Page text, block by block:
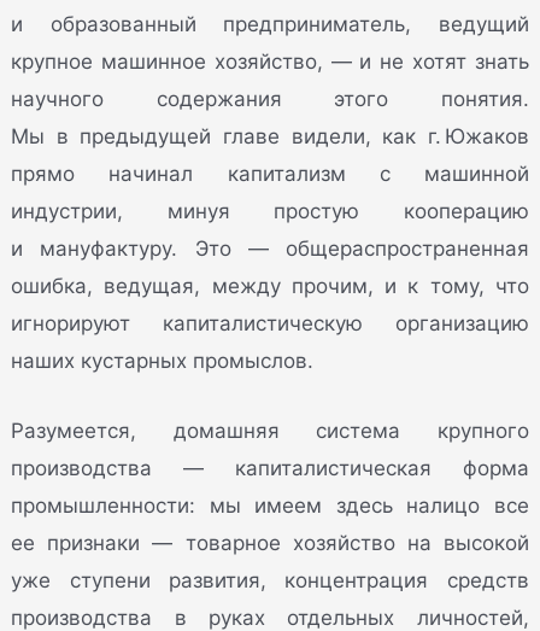
и образованный предприниматель, ведущий
крупное машинное хозяйство, — и не хотят знать
научного содержания этого понятия.
Мы в предыдущей главе видели, как г. Южаков
прямо начинал капитализм с машинной
индустрии, минуя простую кооперацию
и мануфактуру. Это — общераспространенная
ошибка, ведущая, между прочим, и к тому, что
игнорируют капиталистическую организацию
наших кустарных промыслов.
Разумеется, домашняя система крупного
производства — капиталистическая форма
промышленности: мы имеем здесь налицо все
ее признаки — товарное хозяйство на высокой
уже ступени развития, концентрация средств
производства в руках отдельных личностей,